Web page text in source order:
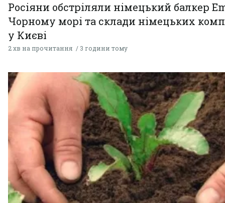
Росіяни обстріляли німецький балкер
Чорному морі та склади німецьких
у Києві
2 хв на прочитання 3 години тому